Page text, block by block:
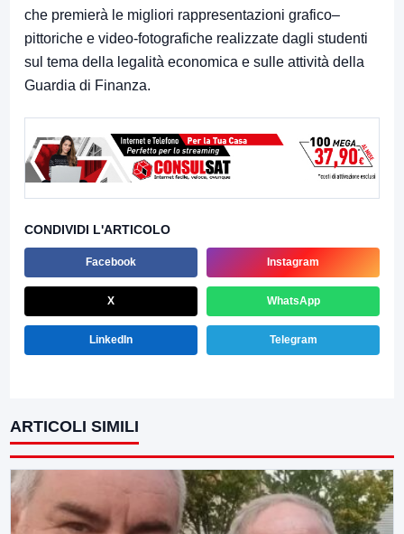
che premierà le migliori rappresentazioni grafico–
pittoriche e video-fotografiche realizzate dagli studenti
sul tema della legalità economica e sulle attività della
Guardia di Finanza.
CONDIVIDI L'ARTICOLO
Facebook Instagram
X WhatsApp
LinkedIn Telegram
ARTICOLI SIMILI